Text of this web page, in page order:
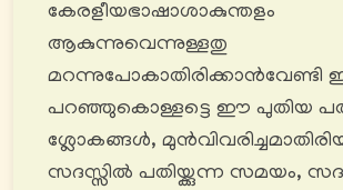
കേരളീയഭാഷാശാകുന്തളം
ആകുന്നുവെന്നുള്ളതു
മറന്നുപോകാതിരിക്കാൻവേണ്ടി
പറഞ്ഞുകൊള്ളട്ടെ ഈ പുതിയ
ശ്ലോകങ്ങൾ,
സദസ്സിൽ പതിയ്ക്കുന്ന സമയം,